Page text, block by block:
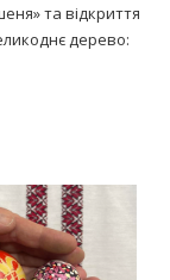
та відкриття
дерево: